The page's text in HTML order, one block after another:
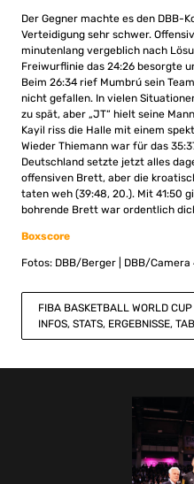
Der Gegner machte es den DBB-
Verteidigung sehr schwer.
minutenlang vergeblich nach
Freiwurflinie das 24:26 besorgte
Beim 26:34 rief Mumbrú sein
nicht gefallen. In vielen
zu spät, aber „JT“ hielt seine
Kayil riss die Halle mit einem
Wieder Thiemann war für das
Deutschland setzte jetzt alles
offensiven Brett, aber die
taten weh (39:48, 20.). Mit 41:50
bohrende Brett war ordentlich
Boxscore
Fotos: DBB/Berger | DBB/Camera
FIBA BASKETBALL WORLD
INFOS, STATS, ERGEBNISSE,